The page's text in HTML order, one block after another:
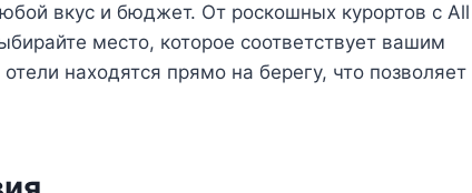
вкус и бюджет. От роскошных курортов с All
место, которое соответствует вашим
находятся прямо на берегу, что позволяет